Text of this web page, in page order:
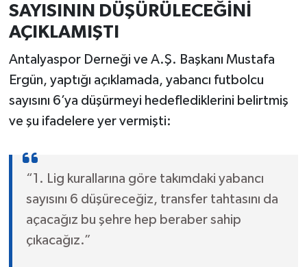
SAYISININ DÜŞÜRÜLECEĞİNİ
AÇIKLAMIŞTI
Antalyaspor Derneği ve A.Ş. Başkanı Mustafa
Ergün, yaptığı açıklamada, yabancı futbolcu
sayısını 6’ya düşürmeyi hedeflediklerini belirtmiş
ve şu ifadelere yer vermişti:
“1. Lig kurallarına göre takımdaki yabancı
sayısını 6 düşüreceğiz, transfer tahtasını da
açacağız bu şehre hep beraber sahip
çıkacağız.”